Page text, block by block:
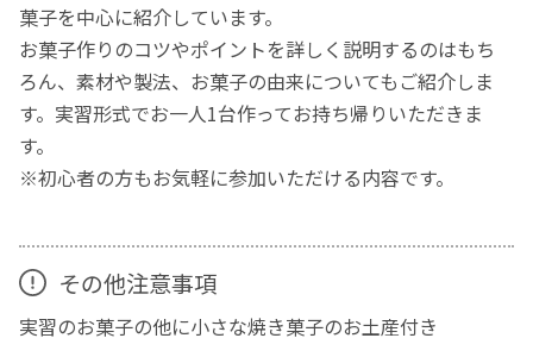
菓子を中心に紹介しています。
お菓子作りのコツやポイントを詳しく説明するのはもち
ろん、素材や製法、お菓子の由来についてもご紹介しま
す。実習形式でお一人1台作ってお持ち帰りいただきま
す。
※初心者の方もお気軽に参加いただける内容です。
その他注意事項
実習のお菓子の他に小さな焼き菓子のお土産付き